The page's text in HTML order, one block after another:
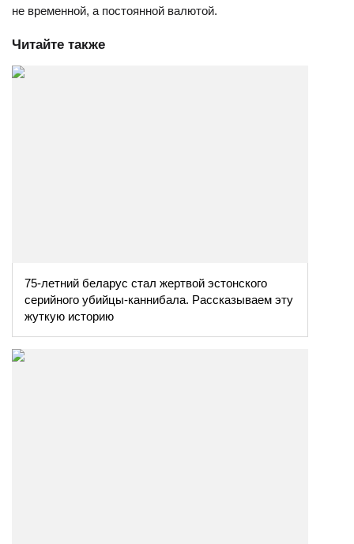
не временной, а постоянной валютой.
Читайте также
75-летний беларус стал жертвой эстонского
серийного убийцы-каннибала. Рассказываем эту
жуткую историю